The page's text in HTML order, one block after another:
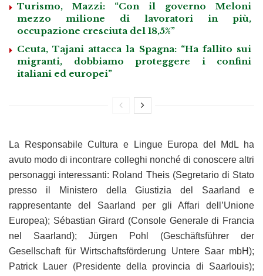
Turismo, Mazzi: “Con il governo Meloni
mezzo milione di lavoratori in più,
occupazione cresciuta del 18,5%”
Ceuta, Tajani attacca la Spagna: “Ha fallito sui
migranti, dobbiamo proteggere i confini
italiani ed europei”
La Responsabile Cultura e Lingue Europa del MdL ha
avuto modo di incontrare colleghi nonché di conoscere altri
personaggi interessanti: Roland Theis (Segretario di Stato
presso il Ministero della Giustizia del Saarland e
rappresentante del Saarland per gli Affari dell’Unione
Europea); Sébastian Girard (Console Generale di Francia
nel Saarland); Jürgen Pohl (Geschäftsführer der
Gesellschaft für Wirtschaftsförderung Untere Saar mbH);
Patrick Lauer (Presidente della provincia di Saarlouis);